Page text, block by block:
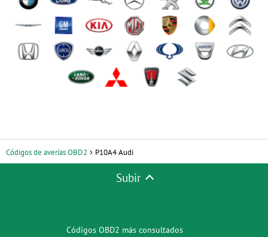
Códigos de averías OBD2 P10A4 Audi
Subir
Códigos OBD2 más consultados